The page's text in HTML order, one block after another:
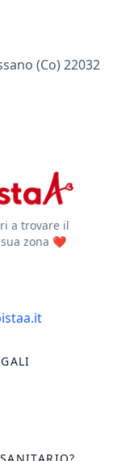
(co) 22032
a trovare il
zona ❤️